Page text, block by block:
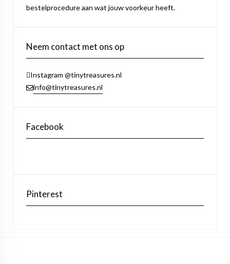
bestelprocedure aan wat jouw voorkeur heeft.
Neem contact met ons op
Instagram @tinytreasures.nl
info@tinytreasures.nl
Facebook
Pinterest